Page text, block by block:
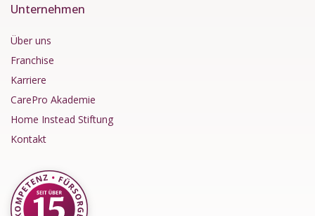
Unternehmen
Über uns
Franchise
Karriere
CarePro Akademie
Home Instead Stiftung
Kontakt